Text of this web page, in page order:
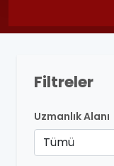
Filtreler
Uzmanlık Alanı
Tümü